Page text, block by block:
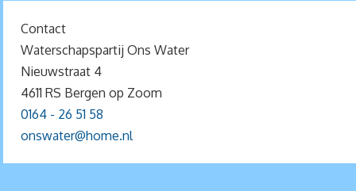
Contact
Waterschapspartij Ons Water
Nieuwstraat 4
4611 RS Bergen op Zoom
0164 - 26 51 58
onswater@home.nl